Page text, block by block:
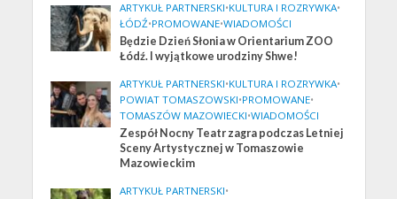
ARTYKUŁ PARTNERSKI•KULTURA I ROZRYWKA•
ŁÓDŹ•PROMOWANE•WIADOMOŚCI
Będzie Dzień Słonia w Orientarium ZOO
Łódź. I wyjątkowe urodziny Shwe!
ARTYKUŁ PARTNERSKI•KULTURA I ROZRYWKA•
POWIAT TOMASZOWSKI•PROMOWANE•
TOMASZÓW MAZOWIECKI•WIADOMOŚCI
Zespół Nocny Teatr zagra podczas Letniej
Sceny Artystycznej w Tomaszowie
Mazowieckim
ARTYKUŁ PARTNERSKI•